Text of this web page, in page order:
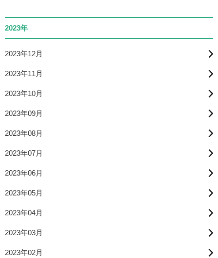
2023年
2023年12月
2023年11月
2023年10月
2023年09月
2023年08月
2023年07月
2023年06月
2023年05月
2023年04月
2023年03月
2023年02月